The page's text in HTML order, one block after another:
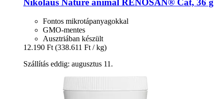
Nikolaus Nature animal RENOSAN® Cat, 36 g
Fontos mikrotápanyagokkal
GMO-mentes
Ausztriában készült
12.190 Ft (338.611 Ft / kg)
Szállítás eddig: augusztus 11.